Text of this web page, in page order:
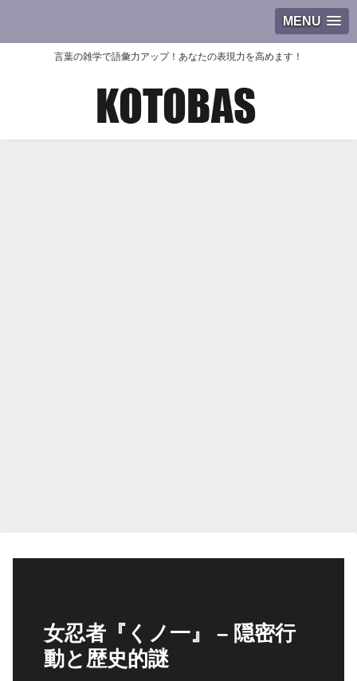
MENU
言葉の雑学で語彙力アップ！あなたの表現力を高めます！
女忍者『くノ一』 – 隠密行
動と歴史的謎